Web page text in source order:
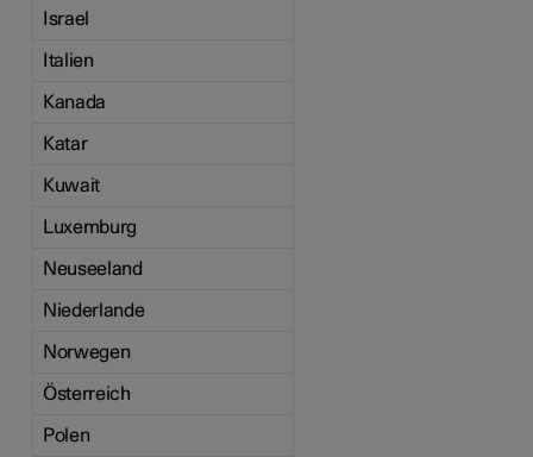
Israel
Italien
Kanada
Katar
Kuwait
Luxemburg
Neuseeland
Niederlande
Norwegen
Österreich
Polen